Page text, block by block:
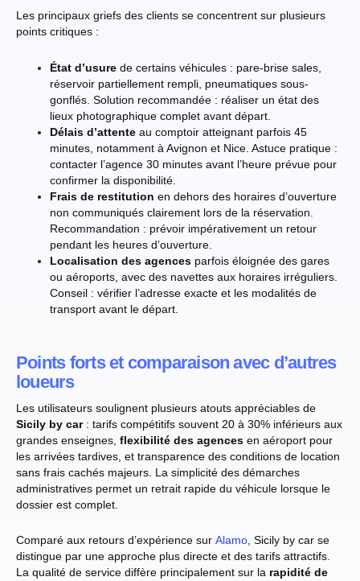
Les principaux griefs des clients se concentrent sur plusieurs
points critiques :
État d’usure de certains véhicules : pare-brise sales,
réservoir partiellement rempli, pneumatiques sous-
gonflés. Solution recommandée : réaliser un état des
lieux photographique complet avant départ.
Délais d’attente au comptoir atteignant parfois 45
minutes, notamment à Avignon et Nice. Astuce pratique :
contacter l’agence 30 minutes avant l’heure prévue pour
confirmer la disponibilité.
Frais de restitution en dehors des horaires d’ouverture
non communiqués clairement lors de la réservation.
Recommandation : prévoir impérativement un retour
pendant les heures d’ouverture.
Localisation des agences parfois éloignée des gares
ou aéroports, avec des navettes aux horaires irréguliers.
Conseil : vérifier l’adresse exacte et les modalités de
transport avant le départ.
Points forts et comparaison avec d’autres
loueurs
Les utilisateurs soulignent plusieurs atouts appréciables de
Sicily by car: tarifs compétitifs souvent 20 à 30% inférieurs aux
grandes enseignes, flexibilité des agences en aéroport pour
les arrivées tardives, et transparence des conditions de location
sans frais cachés majeurs. La simplicité des démarches
administratives permet un retrait rapide du véhicule lorsque le
dossier est complet.
Comparé aux retours d’expérience sur Alamo , Sicily by car se
distingue par une approche plus directe et des tarifs attractifs.
La qualité de service diffère principalement sur la rapidité de